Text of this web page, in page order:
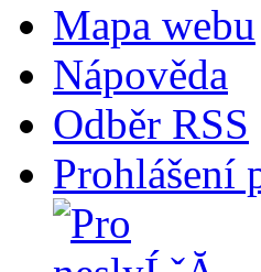
Mapa webu
Nápověda
Odběr RSS
Prohlášení